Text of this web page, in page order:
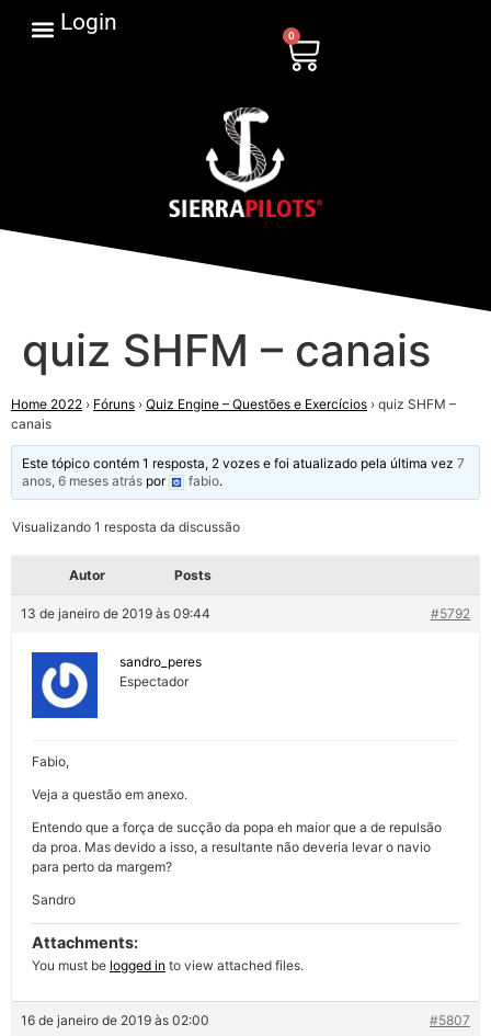
Login
0
quiz SHFM – canais
Home 2022 › Fóruns › Quiz Engine – Questões e Exercícios › quiz SHFM –
canais
Este tópico contém 1 resposta, 2 vozes e foi atualizado pela última vez7
anos, 6 meses atrás por fabio.
Visualizando 1 resposta da discussão
Autor Posts
13 de janeiro de 2019 às 09:44 #5792
sandro_peres
Espectador
Fabio,
Veja a questão em anexo.
Entendo que a força de sucção da popa eh maior que a de repulsão
da proa. Mas devido a isso, a resultante não deveria levar o navio
para perto da margem?
Sandro
Attachments:
You must be logged in to view attached files.
16 de janeiro de 2019 às 02:00 #5807